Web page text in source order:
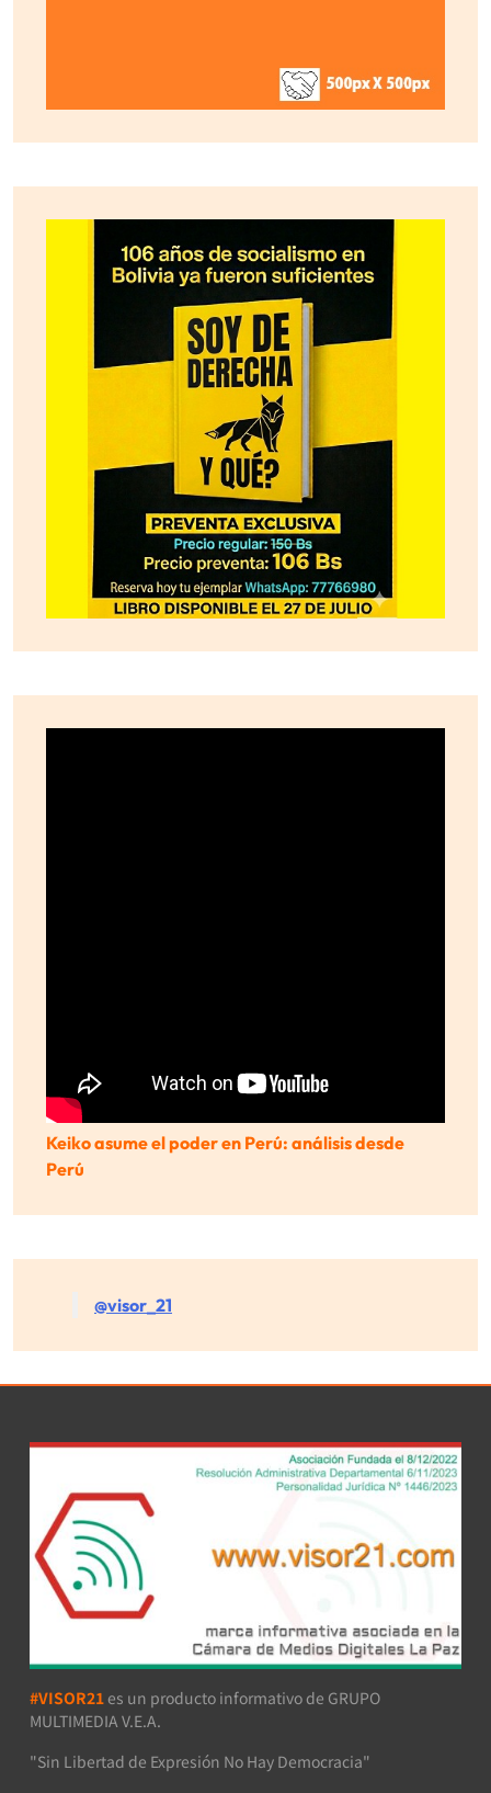
Keiko asume el poder en Perú: análisis desde
Perú
@visor_21
#VISOR21 es un producto informativo de GRUPO
MULTIMEDIA V.E.A.
"Sin Libertad de Expresión No Hay Democracia"